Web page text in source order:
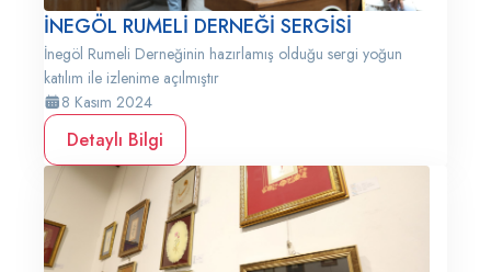
İNEGÖL RUMELİ DERNEĞİ SERGİSİ
İnegöl Rumeli Derneğinin hazırlamış olduğu sergi yoğun
katılım ile izlenime açılmıştır
8 Kasım 2024
Detaylı Bilgi